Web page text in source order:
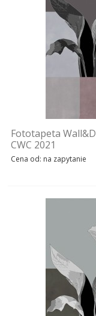
Fototapeta
CWC 2021
Cena od: na zapytanie